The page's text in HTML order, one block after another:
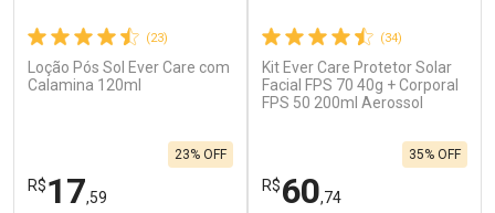
(23)
Loção Pós Sol Ever Care com
Calamina 120ml
R$17,59
23% OFF
(34)
Kit Ever Care Protetor Solar
Facial FPS 70 40g + Corporal
FPS 50 200ml Aerossol
R$60,74
35% OFF